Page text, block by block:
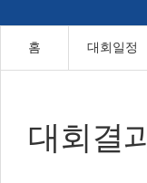
홈 대회일정
대회결